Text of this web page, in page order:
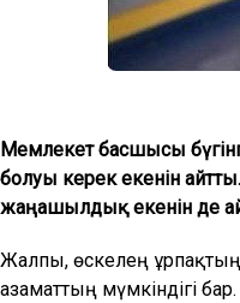
Мемлекет басшысы
болуы керек екенін
жаңашылдық екенін де
Жалпы, өскелең
азаматтың мүмкіндігі